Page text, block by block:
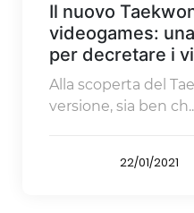
Il nuovo
videogames:
per decretare i
Alla scoperta del
versione, sia ben
22/01/2021